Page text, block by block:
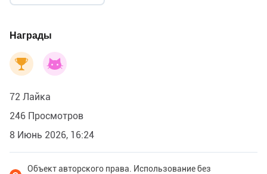
Награды
72 Лайка
246 Просмотров
8 Июнь 2026, 16:24
Объект авторского права. Использование без